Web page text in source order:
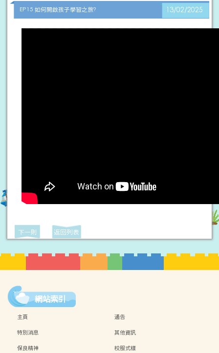
EP15 如何開啟孩子學習之旅? 13/02/2025
下一則 返回列表
網站索引
主頁
通告
特別消息
其他資訊
保良精神
校服式樣